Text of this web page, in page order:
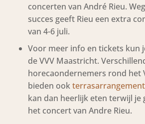
concerten van André Rieu.
succes geeft Rieu een extra
van 4-6 juli.
Voor meer info en tickets kun
de VVV Maastricht.
horecaondernemers rond het
bieden ook
kan dan heerlijk eten terwijl je
het concert van Andre Rieu.